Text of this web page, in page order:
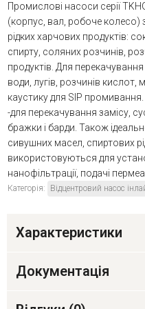
Промислові насоси серії
(корпус, вал, робоче
рідких харчових продуктів:
спирту, соляних розчинів,
продуктів. Для
води, лугів, розчинів
каустику для SIP
-для перекачування замісу,
бражки і барди. Також
сивушних масел, спиртових
використовуються для
нанофільтрації, подачі
Категорія: Відцентровий насос
Характеристики
Документація